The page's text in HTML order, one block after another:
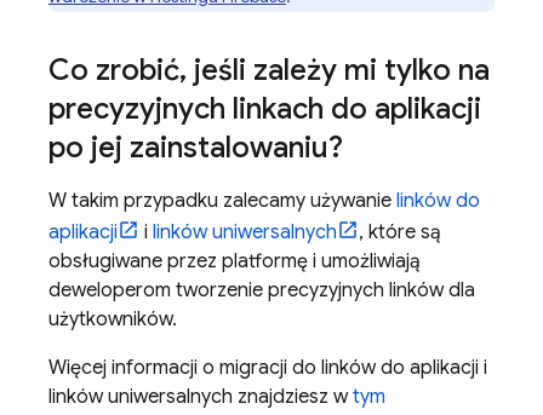
Co zrobić, jeśli zależy mi tylko na
precyzyjnych linkach do aplikacji
po jej zainstalowaniu?
W takim przypadku zalecamy używanie linków do
aplikacji
i linków uniwersalnych
, które są
obsługiwane przez platformę i umożliwiają
deweloperom tworzenie precyzyjnych linków dla
użytkowników.
Więcej informacji o migracji do linków do aplikacji i
linków uniwersalnych znajdziesz wtym